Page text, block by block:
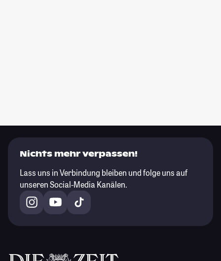
Nichts mehr verpassen!
Lass uns in Verbindung bleiben und folge uns auf
unseren Social-Media Kanälen.